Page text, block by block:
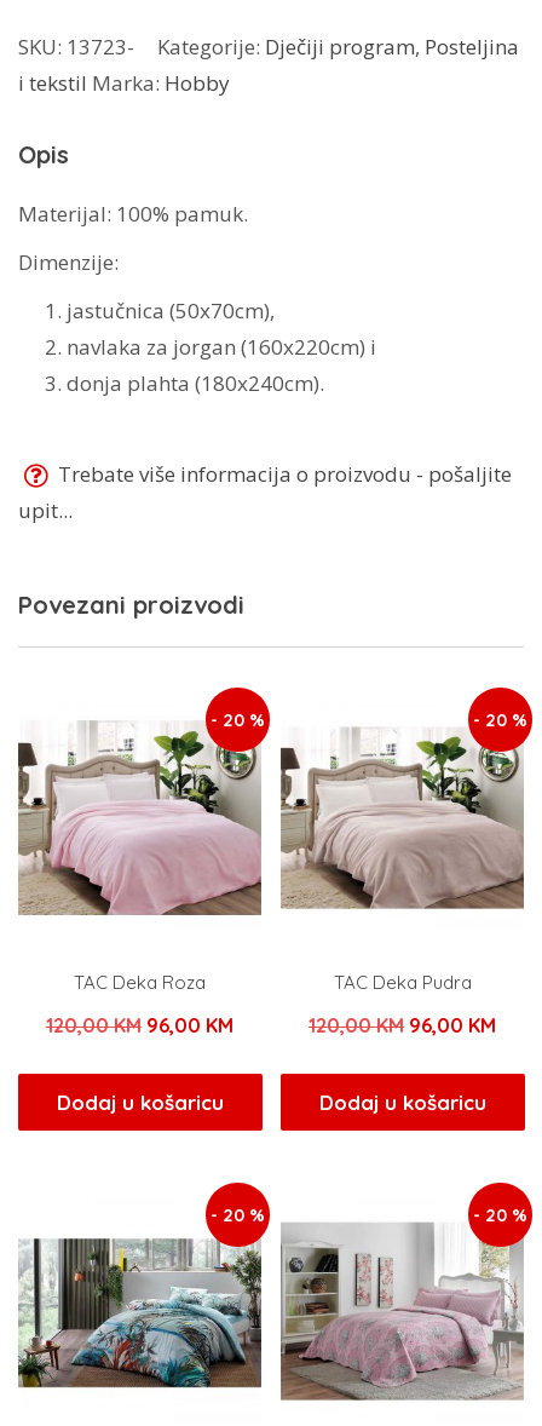
plava
količina
SKU: 13723- Kategorije: Dječiji program, Posteljina
i tekstil Marka: Hobby
Opis
Materijal: 100% pamuk.
Dimenzije:
jastučnica (50x70cm),
navlaka za jorgan (160x220cm) i
donja plahta (180x240cm).
Trebate više informacija o proizvodu - pošaljite
upit...
Povezani proizvodi
- 20 %
TAC Deka Roza
120,00KM Izvorna
bila
je:
96,00 KMTrenutna
96,00 KM.
Dodaj u košaricu
- 20 %
TAC Deka Pudra
120,00KM Izvorna
bila
je:
96,00 KM
Dodaj u košaricu
- 20 % - 20 %